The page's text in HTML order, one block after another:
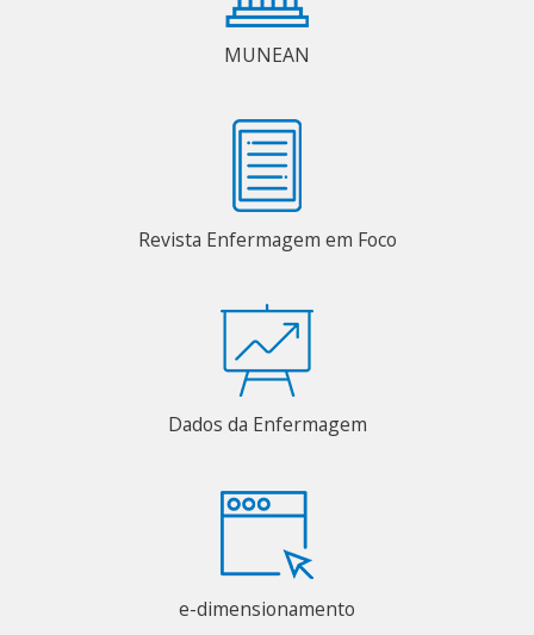
MUNEAN
Revista Enfermagem em Foco
Dados da Enfermagem
e-dimensionamento